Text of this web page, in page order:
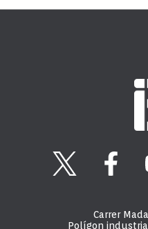
Carrer
Polígon